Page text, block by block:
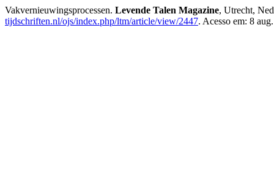
Vakvernieuwingsprocessen. Levende Talen Magazine, Utrecht,
tijdschriften.nl/ojs/index.php/ltm/article/view/2447. Acesso em: 8